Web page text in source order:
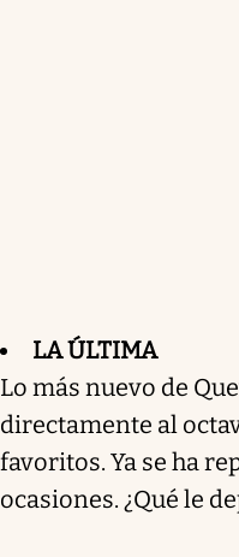
LA ÚLTIMA
Lo más nuevo de
directamente al
favoritos. Ya se ha
ocasiones. ¿Qué le